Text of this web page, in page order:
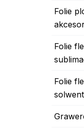
Folie
Folie
Folie